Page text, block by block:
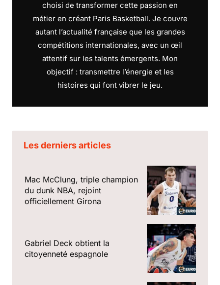
choisi de transformer cette passion en
métier en créant Paris Basketball. Je couvre
autant l’actualité française que les grandes
compétitions internationales, avec un œil
attentif sur les talents émergents. Mon
objectif : transmettre l’énergie et les
histoires qui font vibrer le jeu.
Les derniers articles
Mac McClung, triple champion
du dunk NBA, rejoint
officiellement Girona
Gabriel Deck obtient la
citoyenneté espagnole